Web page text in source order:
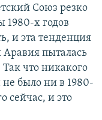
Союз резко
1980-х годов
и эта тенденция
Аравия пыталась
что никакого
было ни в 1980-
сейчас, и это